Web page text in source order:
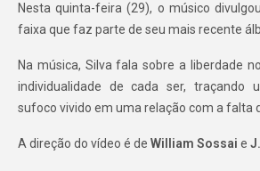
Nesta quinta-feira (29), o músico
faixa que faz parte de seu mais recente
Na música, Silva fala sobre a liberdade
individualidade de cada ser, traçando
sufoco vivido em uma relação com a falta
A direção do vídeo é deWilliam Sossai e